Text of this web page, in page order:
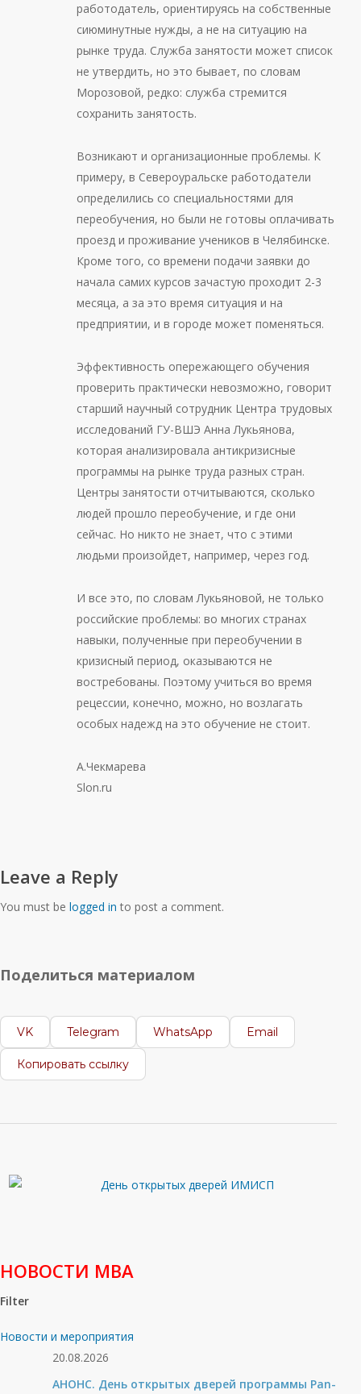
работодатель, ориентируясь на собственные
сиюминутные нужды, а не на ситуацию на
рынке труда. Служба занятости может список
не утвердить, но это бывает, по словам
Морозовой, редко: служба стремится
сохранить занятость.
Возникают и организационные проблемы. К
примеру, в Североуральске работодатели
определились со специальностями для
переобучения, но были не готовы оплачивать
проезд и проживание учеников в Челябинске.
Кроме того, со времени подачи заявки до
начала самих курсов зачастую проходит 2-3
месяца, а за это время ситуация и на
предприятии, и в городе может поменяться.
Эффективность опережающего обучения
проверить практически невозможно, говорит
старший научный сотрудник Центра трудовых
исследований ГУ-ВШЭ Анна Лукьянова,
которая анализировала антикризисные
программы на рынке труда разных стран.
Центры занятости отчитываются, сколько
людей прошло переобучение, и где они
сейчас. Но никто не знает, что с этими
людьми произойдет, например, через год.
И все это, по словам Лукьяновой, не только
российские проблемы: во многих странах
навыки, полученные при переобучении в
кризисный период, оказываются не
востребованы. Поэтому учиться во время
рецессии, конечно, можно, но возлагать
особых надежд на это обучение не стоит.
А.Чекмарева
Slon.ru
Leave a Reply
You must be logged in to post a comment.
Поделиться материалом
VK Telegram WhatsApp Email
Копировать ссылку
НОВОСТИ МВА
Filter
Новости и мероприятия
20.08.2026
АНОНС. День открытых дверей программы Pan-